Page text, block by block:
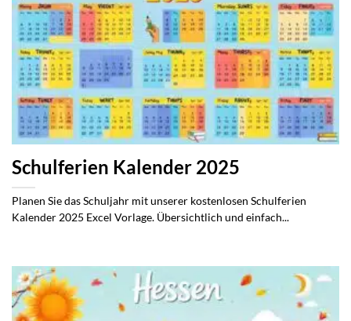
Schulferien Kalender 2025
Planen Sie das Schuljahr mit unserer kostenlosen Schulferien
Kalender 2025 Excel Vorlage. Übersichtlich und einfach...